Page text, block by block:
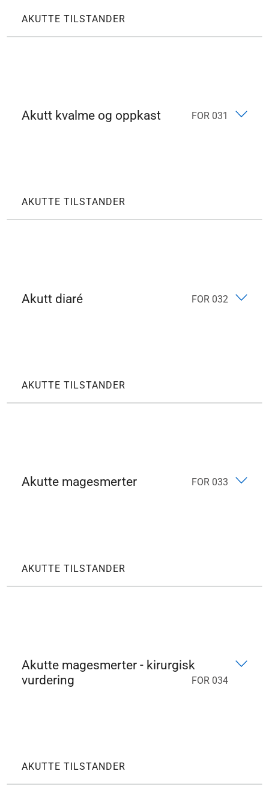
AKUTTE TILSTANDER
Akutt kvalme og oppkast FOR 031
AKUTTE TILSTANDER
Akutt diaré FOR 032
AKUTTE TILSTANDER
Akutte magesmerter FOR 033
AKUTTE TILSTANDER
Akutte magesmerter - kirurgisk
vurdering
FOR 034
AKUTTE TILSTANDER